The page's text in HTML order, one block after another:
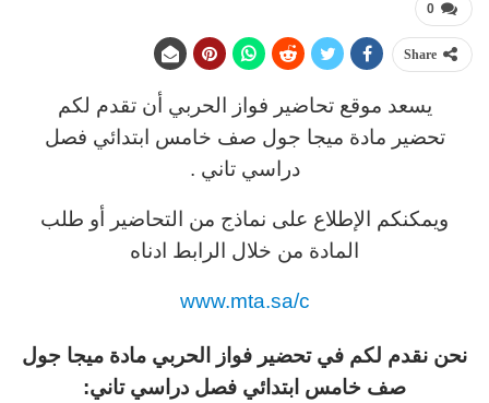
0
Share
يسعد موقع تحاضير فواز الحربي أن تقدم لكم
تحضير مادة ميجا جول صف خامس ابتدائي فصل
دراسي تاني .
ويمكنكم الإطلاع على نماذج من التحاضير أو طلب
المادة من خلال الرابط ادناه
www.mta.sa/c
نحن نقدم لكم في تحضير فواز الحربي مادة ميجا جول
صف خامس ابتدائي فصل دراسي تاني: